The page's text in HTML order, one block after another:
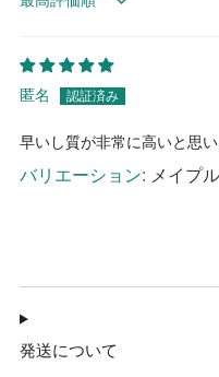
Sort by
匿名
早いし質が非常に高いと思
メイプル
発送について